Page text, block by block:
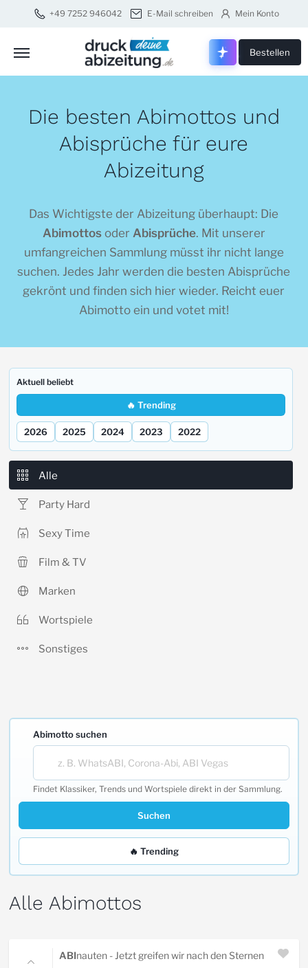
+49 7252 946042 E-Mail schreiben Mein Konto
Druck
Bestellen
Die besten Abimottos und
Abisprüche für eure
Abizeitung
Das Wichtigste der Abizeitung überhaupt: Die
Abimottosoder Abisprüche. Mit unserer
umfangreichen Sammlung müsst ihr nicht lange
suchen. Jedes Jahr werden die besten Abisprüche
gekrönt und finden sich hier wieder. Reicht euer
Abimotto ein und votet mit!
Aktuell beliebt
🔥 Trending
2026 2025 2024 2023 2022
Alle
Party Hard
Sexy Time
Film & TV
Marken
Wortspiele
Sonstiges
Abimotto suchen
Findet Klassiker, Trends und Wortspiele direkt in der Sammlung.
Suchen
🔥 Trending
Alle Abimottos
ABInauten - Jetzt greifen wir nach den Sternen